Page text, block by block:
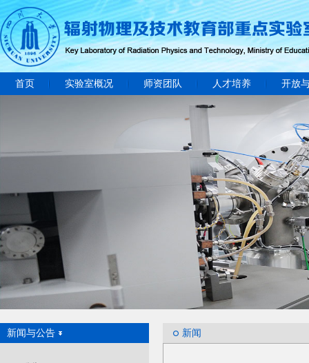
首页 实验室概况 师资团队 人才培养 开放
新闻与公告 新闻